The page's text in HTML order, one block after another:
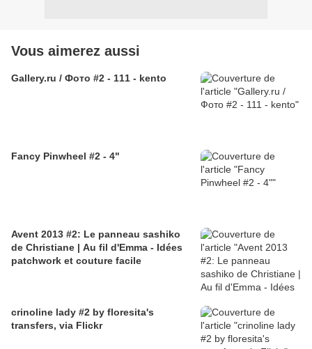
Vous aimerez aussi
Gallery.ru / Фото #2 - 111 - kento
Fancy Pinwheel #2 - 4"
Avent 2013 #2: Le panneau sashiko
de Christiane | Au fil d'Emma - Idées
patchwork et couture facile
crinoline lady #2 by floresita's
transfers, via Flickr